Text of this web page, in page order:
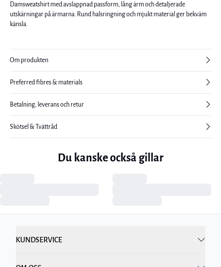
Damsweatshirt med avslappnad passform, lång ärm och detaljerade
utskärningar på ärmarna. Rund halsringning och mjukt material ger bekväm
känsla.
Om produkten
Preferred fibres & materials
Betalning, leverans och retur
Skötsel & Tvättråd
Du kanske också gillar
KUNDSERVICE